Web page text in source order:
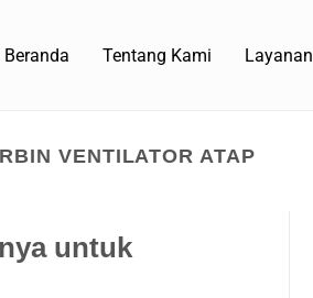
Beranda Tentang Kami Layanan
VENTILATOR ATAP
untuk